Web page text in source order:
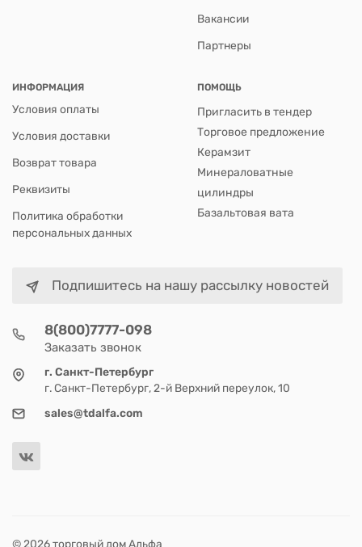
Вакансии
Партнеры
ИНФОРМАЦИЯ
Условия оплаты
Условия доставки
Возврат товара
Реквизиты
Политика обработки
персональных данных
ПОМОЩЬ
Пригласить в тендер
Торговое предложение
Керамзит
Минераловатные
цилиндры
Базальтовая вата
Подпишитесь на нашу рассылку новостей
8(800)7777-098
Заказать звонок
г. Санкт-Петербург
г. Санкт-Петербург, 2-й Верхний переулок, 10
sales@tdalfa.com
© 2026 торговый дом Альфа